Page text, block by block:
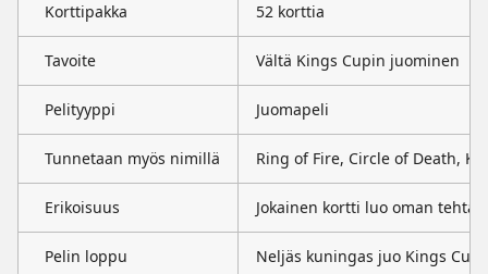
Korttipakka 52 korttia
Tavoite Vältä Kings Cupin juominen
Pelityyppi Juomapeli
Tunnetaan myös nimillä Ring of Fire, Circle of Death,
Erikoisuus Jokainen kortti luo oman
Pelin loppu Neljäs kuningas juo Kings